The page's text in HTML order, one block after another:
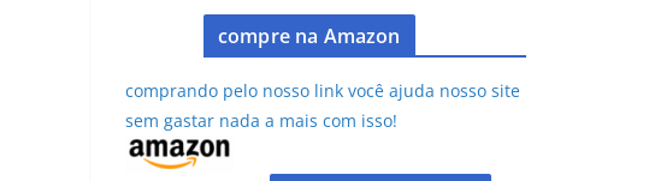
compre na Amazon
comprando pelo nosso link você ajuda nosso site
sem gastar nada a mais com isso!